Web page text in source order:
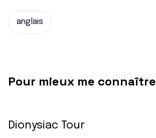
anglais
Pour mieux me connaître
Dionysiac Tour